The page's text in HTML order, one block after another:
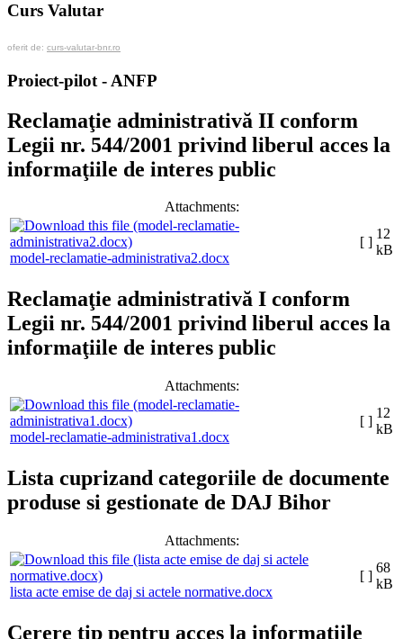
Curs Valutar
oferit de: curs-valutar-bnr.ro
Proiect-pilot - ANFP
Reclamaţie administrativă II conform
Legii nr. 544/2001 privind liberul acces la
informaţiile de interes public
Attachments:
model-reclamatie-administrativa2.docx
[ ]
12
kB
Reclamaţie administrativă I conform
Legii nr. 544/2001 privind liberul acces la
informaţiile de interes public
Attachments:
model-reclamatie-administrativa1.docx
[ ]
12
kB
Lista cuprizand categoriile de documente
produse si gestionate de DAJ Bihor
Attachments:
lista acte emise de daj si actele normative.docx
[ ]
68
kB
Cerere tip pentru acces la informațiile